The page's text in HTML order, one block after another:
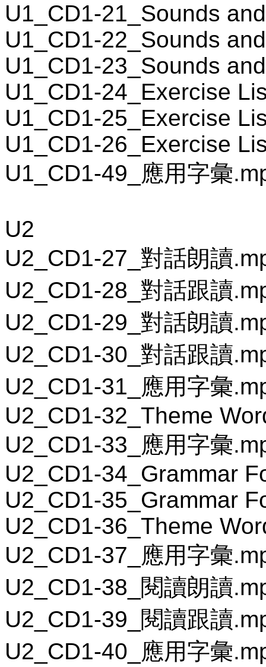
U1_CD1-21_Sounds
U1_CD1-22_Sounds
U1_CD1-23_Sounds
U1_CD1-24_Exercise
U1_CD1-25_Exercise
U1_CD1-26_Exercise
U1_CD1-49_應用字彙
U2
U2_CD1-27_對話朗讀
U2_CD1-28_對話跟讀
U2_CD1-29_對話朗讀
U2_CD1-30_對話跟讀
U2_CD1-31_應用字彙
U2_CD1-32_Theme
U2_CD1-33_應用字彙
U2_CD1-34_Grammar
U2_CD1-35_Grammar
U2_CD1-36_Theme
U2_CD1-37_應用字彙
U2_CD1-38_閱讀朗讀
U2_CD1-39_閱讀跟讀
U2_CD1-40_應用字彙